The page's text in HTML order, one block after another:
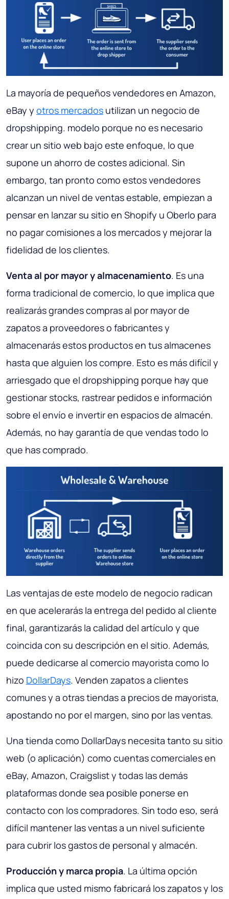
La mayoría de pequeños vendedores en Amazon,
eBay y otros mercados utilizan un negocio de
dropshipping. modelo porque no es necesario
crear un sitio web bajo este enfoque, lo que
supone un ahorro de costes adicional. Sin
embargo, tan pronto como estos vendedores
alcanzan un nivel de ventas estable, empiezan a
pensar en lanzar su sitio en Shopify u Oberlo para
no pagar comisiones a los mercados y mejorar la
fidelidad de los clientes.
Venta al por mayor y almacenamiento. Es una
forma tradicional de comercio, lo que implica que
realizarás grandes compras al por mayor de
zapatos a proveedores o fabricantes y
almacenarás estos productos en tus almacenes
hasta que alguien los compre. Esto es más difícil y
arriesgado que el dropshipping porque hay que
gestionar stocks, rastrear pedidos e información
sobre el envío e invertir en espacios de almacén.
Además, no hay garantía de que vendas todo lo
que has comprado.
Las ventajas de este modelo de negocio radican
en que acelerarás la entrega del pedido al cliente
final, garantizarás la calidad del artículo y que
coincida con su descripción en el sitio. Además,
puede dedicarse al comercio mayorista como lo
hizo DollarDays. Venden zapatos a clientes
comunes y a otras tiendas a precios de mayorista,
apostando no por el margen, sino por las ventas.
Una tienda como DollarDays necesita tanto su sitio
web (o aplicación) como cuentas comerciales en
eBay, Amazon, Craigslist y todas las demás
plataformas donde sea posible ponerse en
contacto con los compradores. Sin todo eso, será
difícil mantener las ventas a un nivel suficiente
para cubrir los gastos de personal y almacén.
Producción y marca propia. La última opción
implica que usted mismo fabricará los zapatos y los